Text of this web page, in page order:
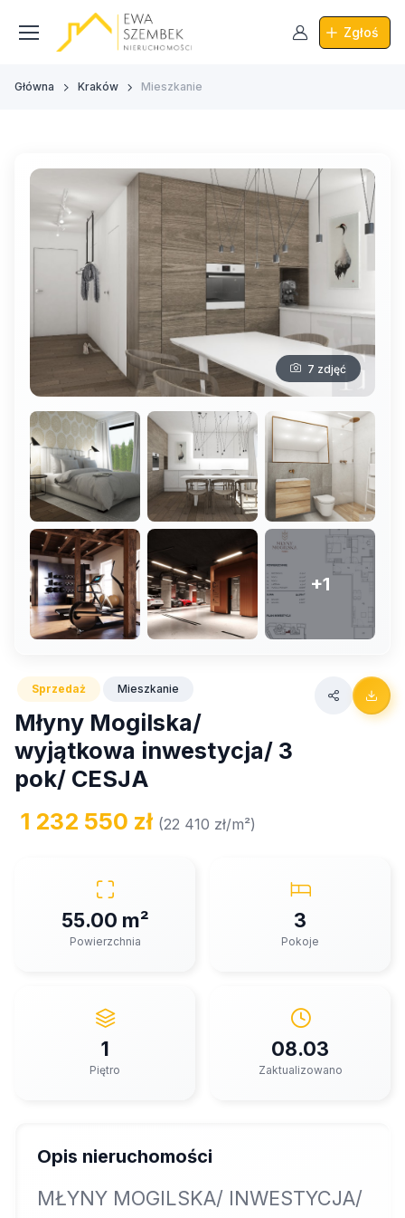
Zgłoś
Główna Kraków Mieszkanie
7 zdjęć
+1
Sprzedaż Mieszkanie
Młyny Mogilska/
wyjątkowa inwestycja/ 3
pok/ CESJA
1 232 550 zł (22 410 zł/m²)
55.00 m²
Powierzchnia
3
Pokoje
1
Piętro
08.03
Zaktualizowano
Opis nieruchomości
MŁYNY MOGILSKA/ INWESTYCJA/